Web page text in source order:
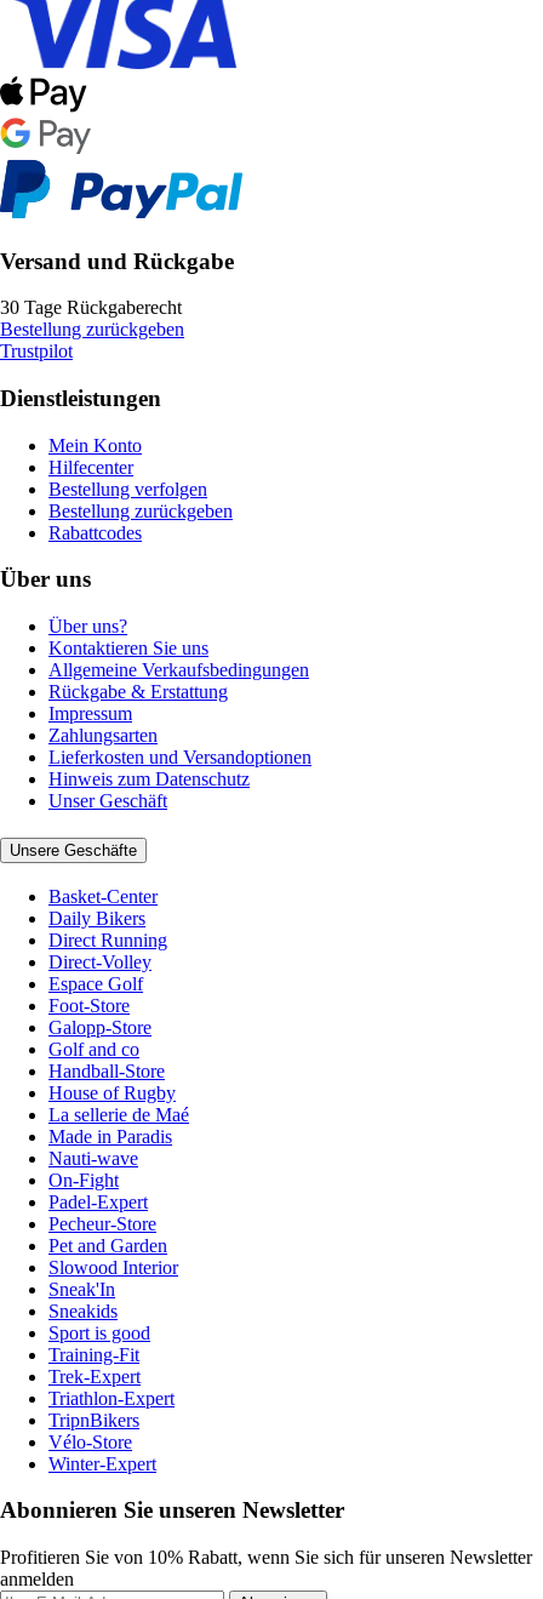
Versand und Rückgabe
30 Tage Rückgaberecht
Bestellung zurückgeben
Trustpilot
Dienstleistungen
Mein Konto
Hilfecenter
Bestellung verfolgen
Bestellung zurückgeben
Rabattcodes
Über uns
Über uns?
Kontaktieren Sie uns
Allgemeine Verkaufsbedingungen
Rückgabe & Erstattung
Impressum
Zahlungsarten
Lieferkosten und Versandoptionen
Hinweis zum Datenschutz
Unser Geschäft
Unsere Geschäfte
Basket-Center
Daily Bikers
Direct Running
Direct-Volley
Espace Golf
Foot-Store
Galopp-Store
Golf and co
Handball-Store
House of Rugby
La sellerie de Maé
Made in Paradis
Nauti-wave
On-Fight
Padel-Expert
Pecheur-Store
Pet and Garden
Slowood Interior
Sneak'In
Sneakids
Sport is good
Training-Fit
Trek-Expert
Triathlon-Expert
TripnBikers
Vélo-Store
Winter-Expert
Abonnieren Sie unseren Newsletter
Profitieren Sie von 10% Rabatt, wenn Sie sich für unseren Newsletter
anmelden